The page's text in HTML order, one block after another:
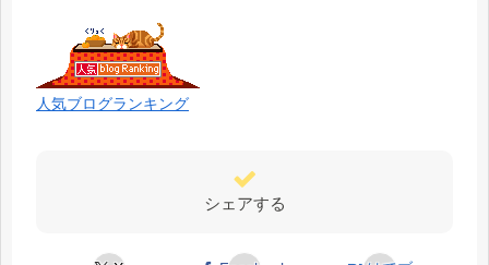
人気ブログランキング
シェアする